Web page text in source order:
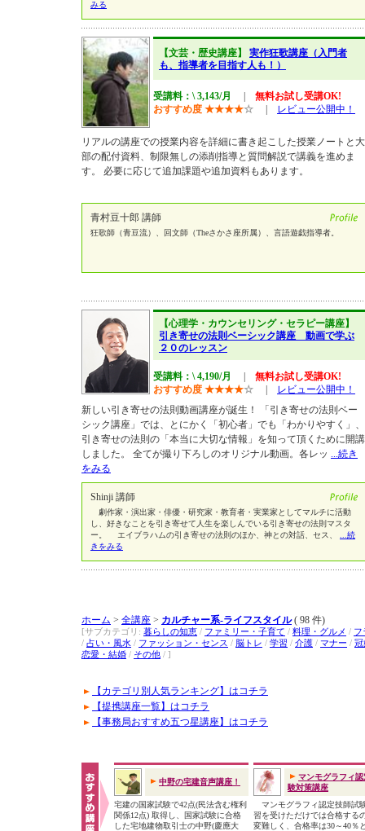
みる
【文芸・歴史講座】 実作狂歌講座（入門者
も、指導者を目指す人も！）
受講料：\ 3,143/月
無料お試し受講OK!
おすすめ度 ★★★★☆ レビュー公開中！
リアルの講座での授業内容を詳細に書き起こした授業ノートと大
部の配付資料、制限無しの添削指導と質問解説で講義を進めま
す。 必要に応じて追加課題や追加資料もあります。
青村豆十郎 講師
狂歌師（青豆流）、回文師（Theさかさ座所属）、言語遊戯指導者。
【心理学・カウンセリング・セラピー講座】
引き寄せの法則ベーシック講座 動画で学ぶ
２０のレッスン
受講料：\ 4,190/月
無料お試し受講OK!
おすすめ度 ★★★★☆
レビュー公開中！
新しい引き寄せの法則動画講座が誕生！ 「引き寄せの法則ベー
シック講座」では、とにかく「初心者」でも「わかりやすく」、
引き寄せの法則の「本当に大切な情報」を知って頂くために開講
しました。 全てが撮り下ろしのオリジナル動画。各レッ ...続き
をみる
Shinji 講師
劇作家・演出家・俳優・研究家・教育者・実業家としてマルチに活動
し、好きなことを引き寄せて人生を楽しんでいる引き寄せの法則マスタ
ー。 エイブラハムの引き寄せの法則のほか、神との対話、セス、
...続
きをみる
ホーム > 全講座 > カルチャー系-ライフスタイル( 98 件)
[サブカテゴリ: 暮らしの知恵 / ファミリー・子育て / 料理・グルメ / フ
/ 占い・風水 / ファッション・センス / 脳トレ / 学習 / 介護 / マナー / 冠
恋愛・結婚 / その他 / ]
【カテゴリ別人気ランキング】はコチラ
【提携講座一覧】はコチラ
【事務局おすすめ五つ星講座】はコチラ
中野の宅建音声講座！
宅建の国家試験で42点(民法含む権利
関係12点) 取得し、国家試験に合格
した宅地建物取引士の中野(慶應大
マンモグラフィ認
験対策講座
マンモグラフィ認定技師試
習を受けただけでは合格する
変難しく、合格率は30～40％